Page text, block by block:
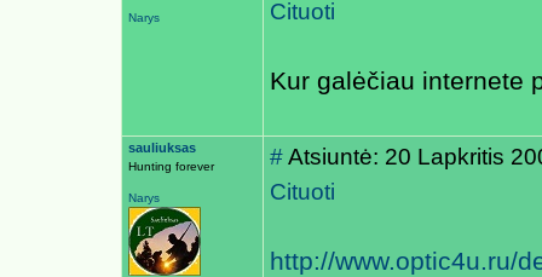
Narys
Cituoti
Kur galėčiau internete
sauliuksas
Hunting forever
Narys
#Atsiuntė: 20 Lapkritis
Cituoti
http://www.optic4u.ru/